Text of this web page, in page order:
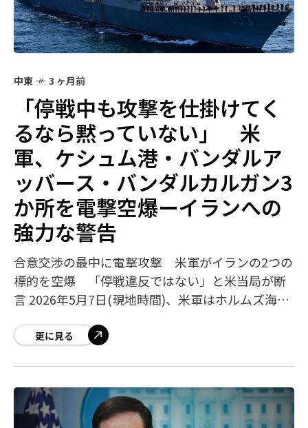
中東 3 ヶ月前
「停戦中も攻撃を仕掛けてく
るなら黙っていない」 米
軍、ケシュム港・バンダルア
ッバース・バンダルカルガン3
か所を電撃空爆ーイランへの
強力な警告
合意交渉の最中に電撃攻撃 米軍がイランの2つの
標的を空爆 「停戦違反ではない」と米当局が断
言 2026年5月7日(現地時間)、米軍はホルムズ海峡
Port)とバンダルアッバー
更に見る